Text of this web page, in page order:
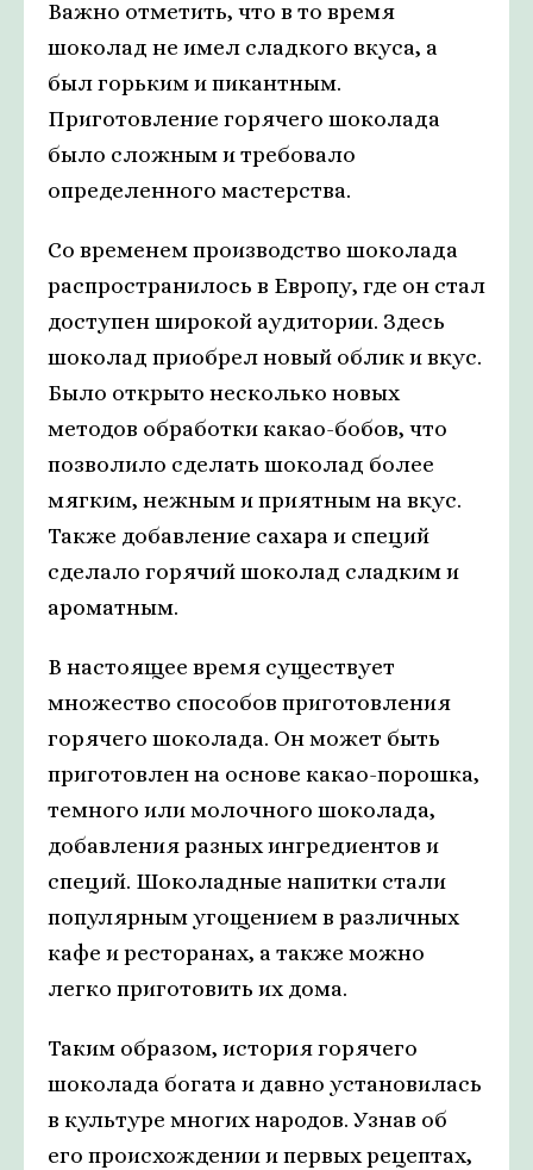
Важно отметить, что в то время
шоколад не имел сладкого вкуса, а
был горьким и пикантным.
Приготовление горячего шоколада
было сложным и требовало
определенного мастерства.
Со временем производство шоколада
распространилось в Европу, где он стал
доступен широкой аудитории. Здесь
шоколад приобрел новый облик и вкус.
Было открыто несколько новых
методов обработки какао-бобов, что
позволило сделать шоколад более
мягким, нежным и приятным на вкус.
Также добавление сахара и специй
сделало горячий шоколад сладким и
ароматным.
В настоящее время существует
множество способов приготовления
горячего шоколада. Он может быть
приготовлен на основе какао-порошка,
темного или молочного шоколада,
добавления разных ингредиентов и
специй. Шоколадные напитки стали
популярным угощением в различных
кафе и ресторанах, а также можно
легко приготовить их дома.
Таким образом, история горячего
шоколада богата и давно установилась
в культуре многих народов. Узнав об
его происхождении и первых рецептах,